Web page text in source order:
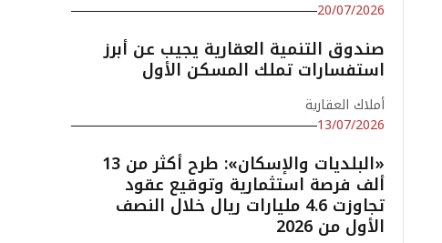
20/07/2026
صندوق التنمية العقارية يجيب عن أبرز
استفسارات تملك المسكن الأول
أملاك العقارية
13/07/2026
«البلديات والإسكان»: طرح أكثر من 13
ألف فرصة استثمارية وتوقيع عقود
تجاوزت 4.6 مليارات ريال خلال النصف
الأول من 2026